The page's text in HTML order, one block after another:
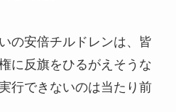
の安倍チルドレンは、皆
に反旗をひるがえそうな
行できないのは当たり前